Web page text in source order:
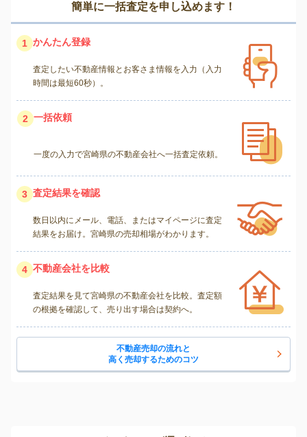
簡単に一括査定を申し込めます！
1 かんたん登録
査定したい不動産情報とお客さま情報を入力（入力
時間は最短60秒）。
2 一括依頼
一度の入力で宮崎県の不動産会社へ一括査定依頼。
3 査定結果を確認
数日以内にメール、電話、またはマイページに査定
結果をお届け。宮崎県の売却相場がわかります。
4 不動産会社を比較
査定結果を見て宮崎県の不動産会社を比較。査定額
の根拠を確認して、売り出す場合は契約へ。
不動産売却の流れと
高く売却するためのコツ